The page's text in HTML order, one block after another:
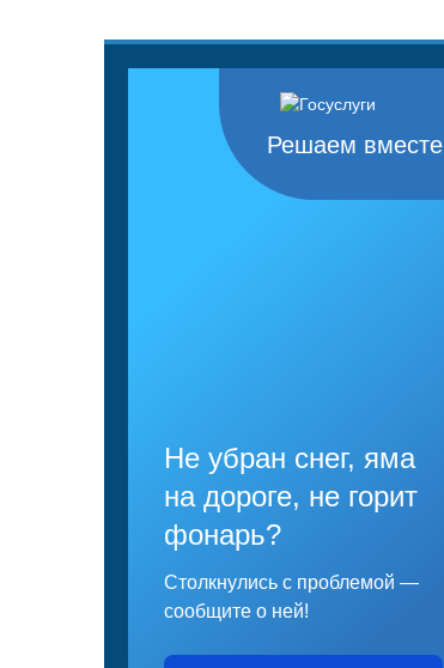
Решаем вместе
Не убран снег, яма
на дороге, не горит
фонарь?
Столкнулись с проблемой —
сообщите о ней!